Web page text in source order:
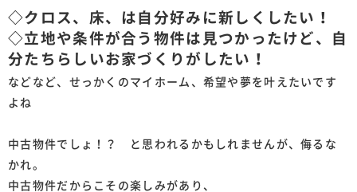
◇クロス、床、は自分好みに新しくしたい！
◇立地や条件が合う物件は見つかったけど、自
分たちらしいお家づくりがしたい！
などなど、せっかくのマイホーム、希望や夢を叶えたいです
よね
中古物件でしょ！？ と思われるかもしれませんが、侮るな
かれ。
中古物件だからこその楽しみがあり、